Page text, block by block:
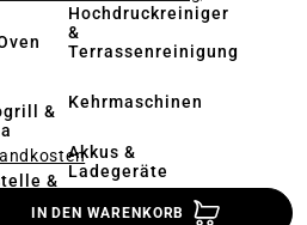
&
&
Hochdruckreiniger
&
Terrassenreinigung
Kehrmaschinen
Akkus &
Ladegeräte
Produktes
IN DEN WARENKORB